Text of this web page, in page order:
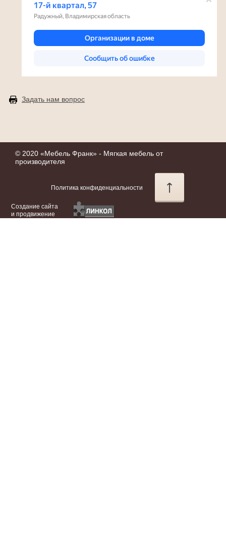
Задать нам вопрос
© 2020 «Мебель Франк» - Мягкая мебель от
производителя
Политика конфиденциальности
Создание сайта
и продвижение